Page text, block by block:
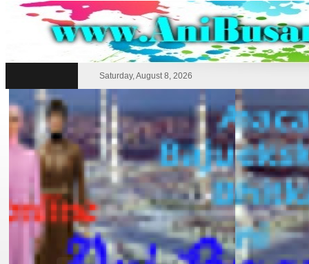
Saturday, August 8, 2026